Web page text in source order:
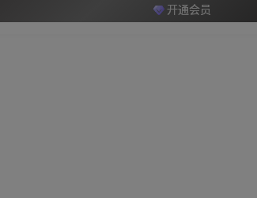
开通会员